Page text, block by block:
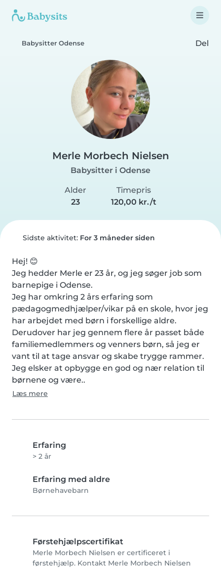
Babysitter Odense Del
Merle Morbech Nielsen
Babysitter i Odense
Alder
23
Timepris
120,00 kr./t
Sidste aktivitet: For 3 måneder siden
Hej! 😊
Jeg hedder Merle er 23 år, og jeg søger job som
barnepige i Odense.
Jeg har omkring 2 års erfaring som
pædagogmedhjælper/vikar på en skole, hvor jeg
har arbejdet med børn i forskellige aldre.
Derudover har jeg gennem flere år passet både
familiemedlemmers og venners børn, så jeg er
vant til at tage ansvar og skabe trygge rammer.
Jeg elsker at opbygge en god og nær relation til
børnene og være..
Læs mere
Erfaring
> 2 år
Erfaring med aldre
Børnehavebarn
Førstehjælpscertifikat
Merle Morbech Nielsen er certificeret i
førstehjælp. Kontakt Merle Morbech Nielsen